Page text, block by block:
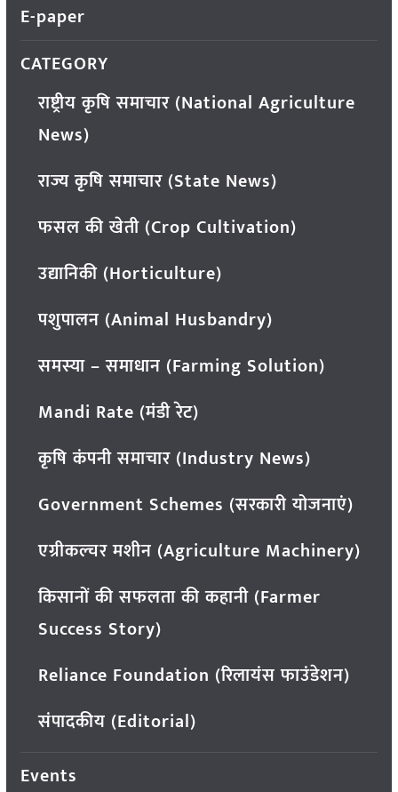
E-paper
CATEGORY
राष्ट्रीय कृषि समाचार (National Agriculture
News)
राज्य कृषि समाचार (State News)
फसल की खेती (Crop Cultivation)
उद्यानिकी (Horticulture)
पशुपालन (Animal Husbandry)
समस्या – समाधान (Farming Solution)
Mandi Rate (मंडी रेट)
कृषि कंपनी समाचार (Industry News)
Government Schemes (सरकारी योजनाएं)
एग्रीकल्चर मशीन (Agriculture Machinery)
किसानों की सफलता की कहानी (Farmer
Success Story)
Reliance Foundation (रिलायंस फाउंडेशन)
संपादकीय (Editorial)
Events